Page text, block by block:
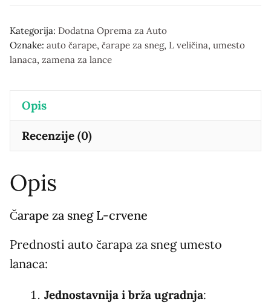
za
sneg
количина
Kategorija: Dodatna Oprema za Auto
Oznake: auto čarape, čarape za sneg, L veličina, umesto
lanaca, zamena za lance
Opis
Recenzije (0)
Opis
Čarape za sneg L-crvene
Prednosti auto čarapa za sneg umesto
lanaca:
Jednostavnija i brža ugradnja: